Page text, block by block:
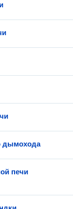
дымохода
печи